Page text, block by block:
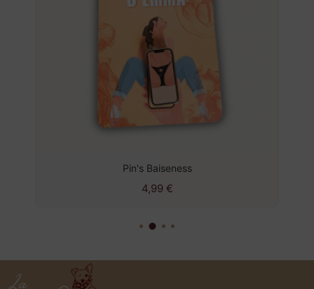
Pin's Baiseness
4,99 €